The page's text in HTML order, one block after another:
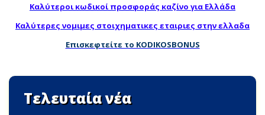
Καλύτεροι κωδικοί προσφοράς καζίνο για Ελλάδα
Καλύτερες νομιμες στοιχηματικες εταιριες στην ελλαδα
Επισκεφτείτε το KODIKOSBONUS
Τελευταία νέα